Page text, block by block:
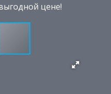
цене!